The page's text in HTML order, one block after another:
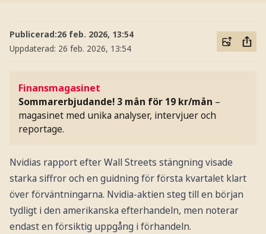
Publicerad:26 feb. 2026, 13:54
Uppdaterad: 26 feb. 2026, 13:54
Finansmagasinet
Sommarerbjudande! 3 mån för 19 kr/mån –
magasinet med unika analyser, intervjuer och
reportage.
Nvidias rapport efter Wall Streets stängning visade
starka siffror och en guidning för första kvartalet klart
över förväntningarna. Nvidia-aktien steg till en början
tydligt i den amerikanska efterhandeln, men noterar
endast en försiktig uppgång i förhandeln.